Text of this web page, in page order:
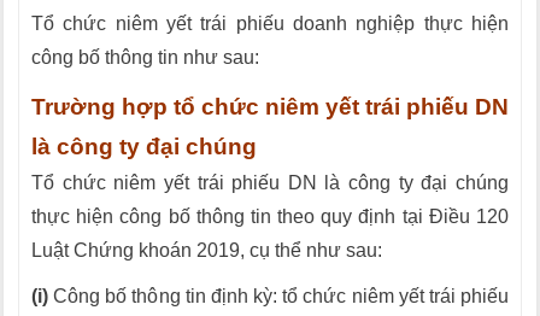
Tổ chức niêm yết trái phiếu doanh nghiệp thực hiện
công bố thông tin như sau:
Trường hợp tổ chức niêm yết trái phiếu DN
là công ty đại chúng
Tổ chức niêm yết trái phiếu DN là công ty đại chúng
thực hiện công bố thông tin theo quy định tại Điều 120
Luật Chứng khoán 2019, cụ thể như sau:
(i) Công bố thông tin định kỳ: tổ chức niêm yết trái phiếu